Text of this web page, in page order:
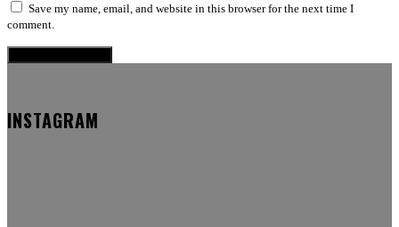
Save my name, email, and website in this browser for the next time I
comment.
INSTAGRAM